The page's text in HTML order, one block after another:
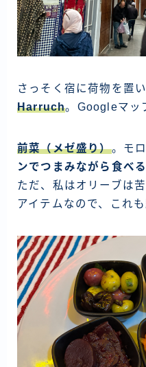
さっそく宿に荷物を置
Harruch。Googleマッ
前菜（メゼ盛り）。モ
ンでつまみながら食べ
ただ、私はオリーブは
アイテムなので、これ